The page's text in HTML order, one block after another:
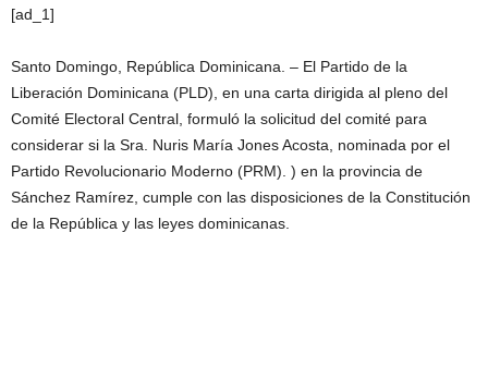
[ad_1]
Santo Domingo, República Dominicana. – El Partido de la
Liberación Dominicana (PLD), en una carta dirigida al pleno del
Comité Electoral Central, formuló la solicitud del comité para
considerar si la Sra. Nuris María Jones Acosta, nominada por el
Partido Revolucionario Moderno (PRM). ) en la provincia de
Sánchez Ramírez, cumple con las disposiciones de la Constitución
de la República y las leyes dominicanas.